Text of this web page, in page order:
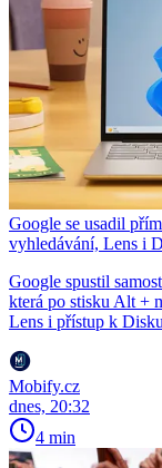
Google se usadil
vyhledávání, Lens i
Google spustil
která po stisku Alt +
Lens i přístup k
Mobify.cz
dnes, 20:32
4 min